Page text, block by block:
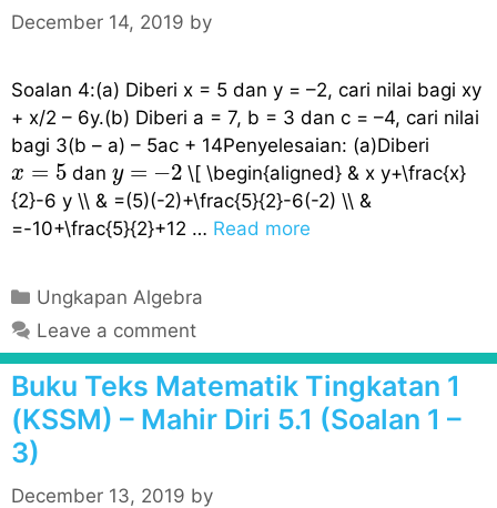
i
December 14, 2019 by
Soalan 4:(a) Diberi x = 5 dan y = –2, cari nilai bagi xy
+ x/2 – 6y.(b) Diberi a = 7, b = 3 dan c = –4, cari nilai
bagi 3(b – a) – 5ac + 14Penyelesaian: (a)Diberi
x = 5
x=5 dan y = −2
y=
\[ \begin{aligned} & x y+\frac{x}
{2}-6 y \\ & =(5)(-2)+\frac{5}{2}-6(-2) \\ &
=-10+\frac{5}{2}+12 … Read more
C
a
t
e
g
o
r
i
Ungkapan Algebra
Leave a comment
Buku Teks Matematik Tingkatan 1
(KSSM) – Mahir Diri 5.1 (Soalan 1 –
3)
December 13, 2019 by